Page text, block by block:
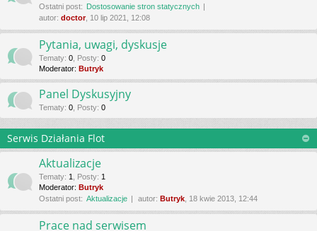
Ostatni post: Dostosowanie stron statycznych
autor: doctor, 10 lip 2021, 12:08
Pytania, uwagi, dyskusje
Tematy: 0 Posty: 0
Moderator: Butryk
Panel Dyskusyjny
Tematy: 0 Posty: 0
Serwis Działania Flot
Aktualizacje
Tematy: 1 Posty: 1
Moderator: Butryk
Ostatni post: Aktualizacje autor: Butryk , 18 kwie 2013, 12:44
Prace nad serwisem